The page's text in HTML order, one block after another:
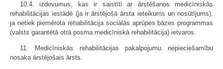
10.4. izdevumus, kas ir saistīti ar ārstēšanos medicīniskās
rehabilitācijas iestādē (ja ir ārstējošā ārsta ieteikums un nosūtījums),
ja netiek piemērota rehabilitācija sociālās aprūpes bāzes programmas
(valsts garantētā otrā posma medicīniskā rehabilitācija) ietvaros.
11. Medicīniskās rehabilitācijas pakalpojumu nepieciešamību
nosaka ārstējošais ārsts.